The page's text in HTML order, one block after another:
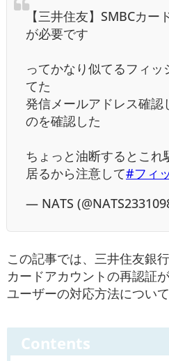
【三井住友】SMBCカ
が必要です
ってかなり似てるフィ
てた
発信メールアドレス確認
のを確認した
ちょっと油断するとこれ
居るから注意して#フィ
— NATS
この記事では、三井住友銀
カードアカウントの再認証
ユーザーの対応方法について
Contents